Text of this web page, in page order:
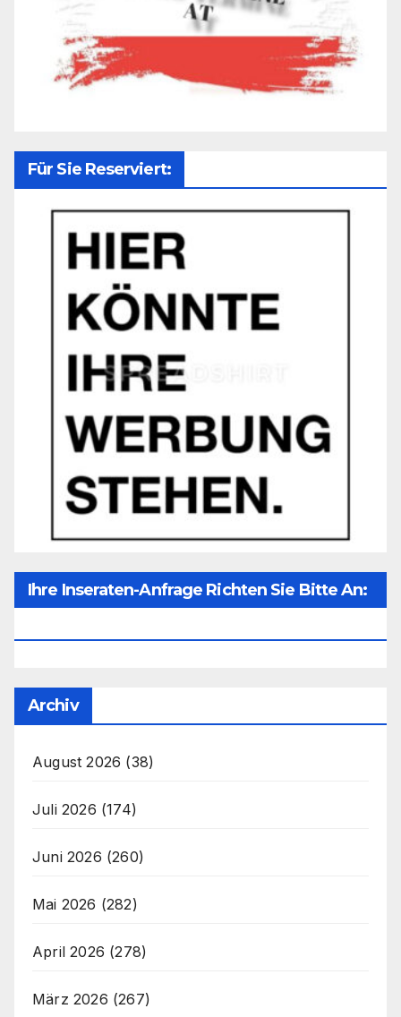
Für Sie Reserviert:
Ihre Inseraten-Anfrage Richten Sie Bitte An:
Archiv
August 2026 (38)
Juli 2026 (174)
Juni 2026 (260)
Mai 2026 (282)
April 2026 (278)
März 2026 (267)